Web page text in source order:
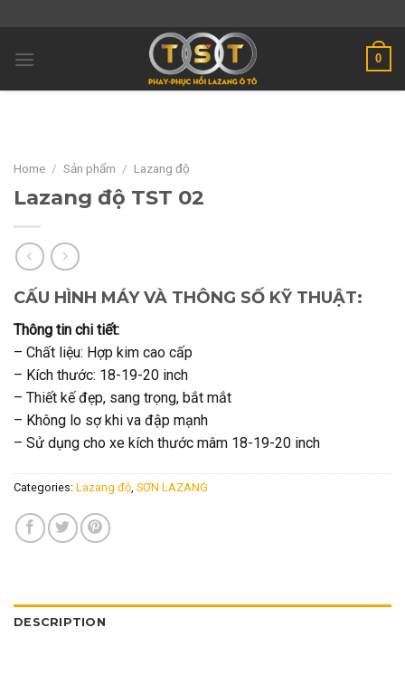
content
0
Home / Sản phẩm / Lazang độ
Lazang độ TST 02
CẤU HÌNH MÁY VÀ THÔNG SỐ KỸ THUẬT:
Thông tin chi tiết:
– Chất liệu: Hợp kim cao cấp
– Kích thước: 18-19-20 inch
– Thiết kế đẹp, sang trọng, bắt mắt
– Không lo sợ khi va đập mạnh
– Sử dụng cho xe kích thước mâm 18-19-20 inch
Categories: Lazang độ, SƠN LAZANG
DESCRIPTION